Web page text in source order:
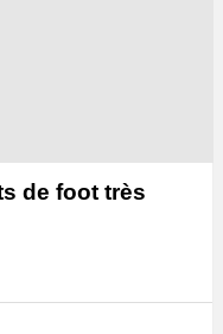
de foot très